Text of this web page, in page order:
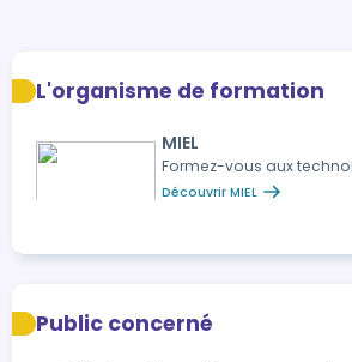
L'organisme de formation
MIEL
Formez-vous aux
Découvrir MIEL
Public concerné